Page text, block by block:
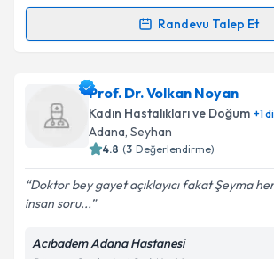
Kişisel verilerimin işlenmesine
'ni okudum ve kişisel
kapsamda işlenmesini kabul
Takvim Talebini
Randevu Talep Et
Randevu Takvimi Talebi
Op. Dr. Fatih Adanacıoğluiçin
talebi oluşturun. Size bu uzmandan
için bir takvim hazırlandığında e-posta
bilgilendireceğiz.
E-posta Adresiniz
Prof. Dr. Volkan Noyan
Kadın Hastalıkları ve Doğum +1
Adana, Seyhan
4.8 (3 Değerlendirme)
Doktor bey gayet açıklayıcı fakat Şeyma
insan soru...
Acıbadem Adana Hastanesi